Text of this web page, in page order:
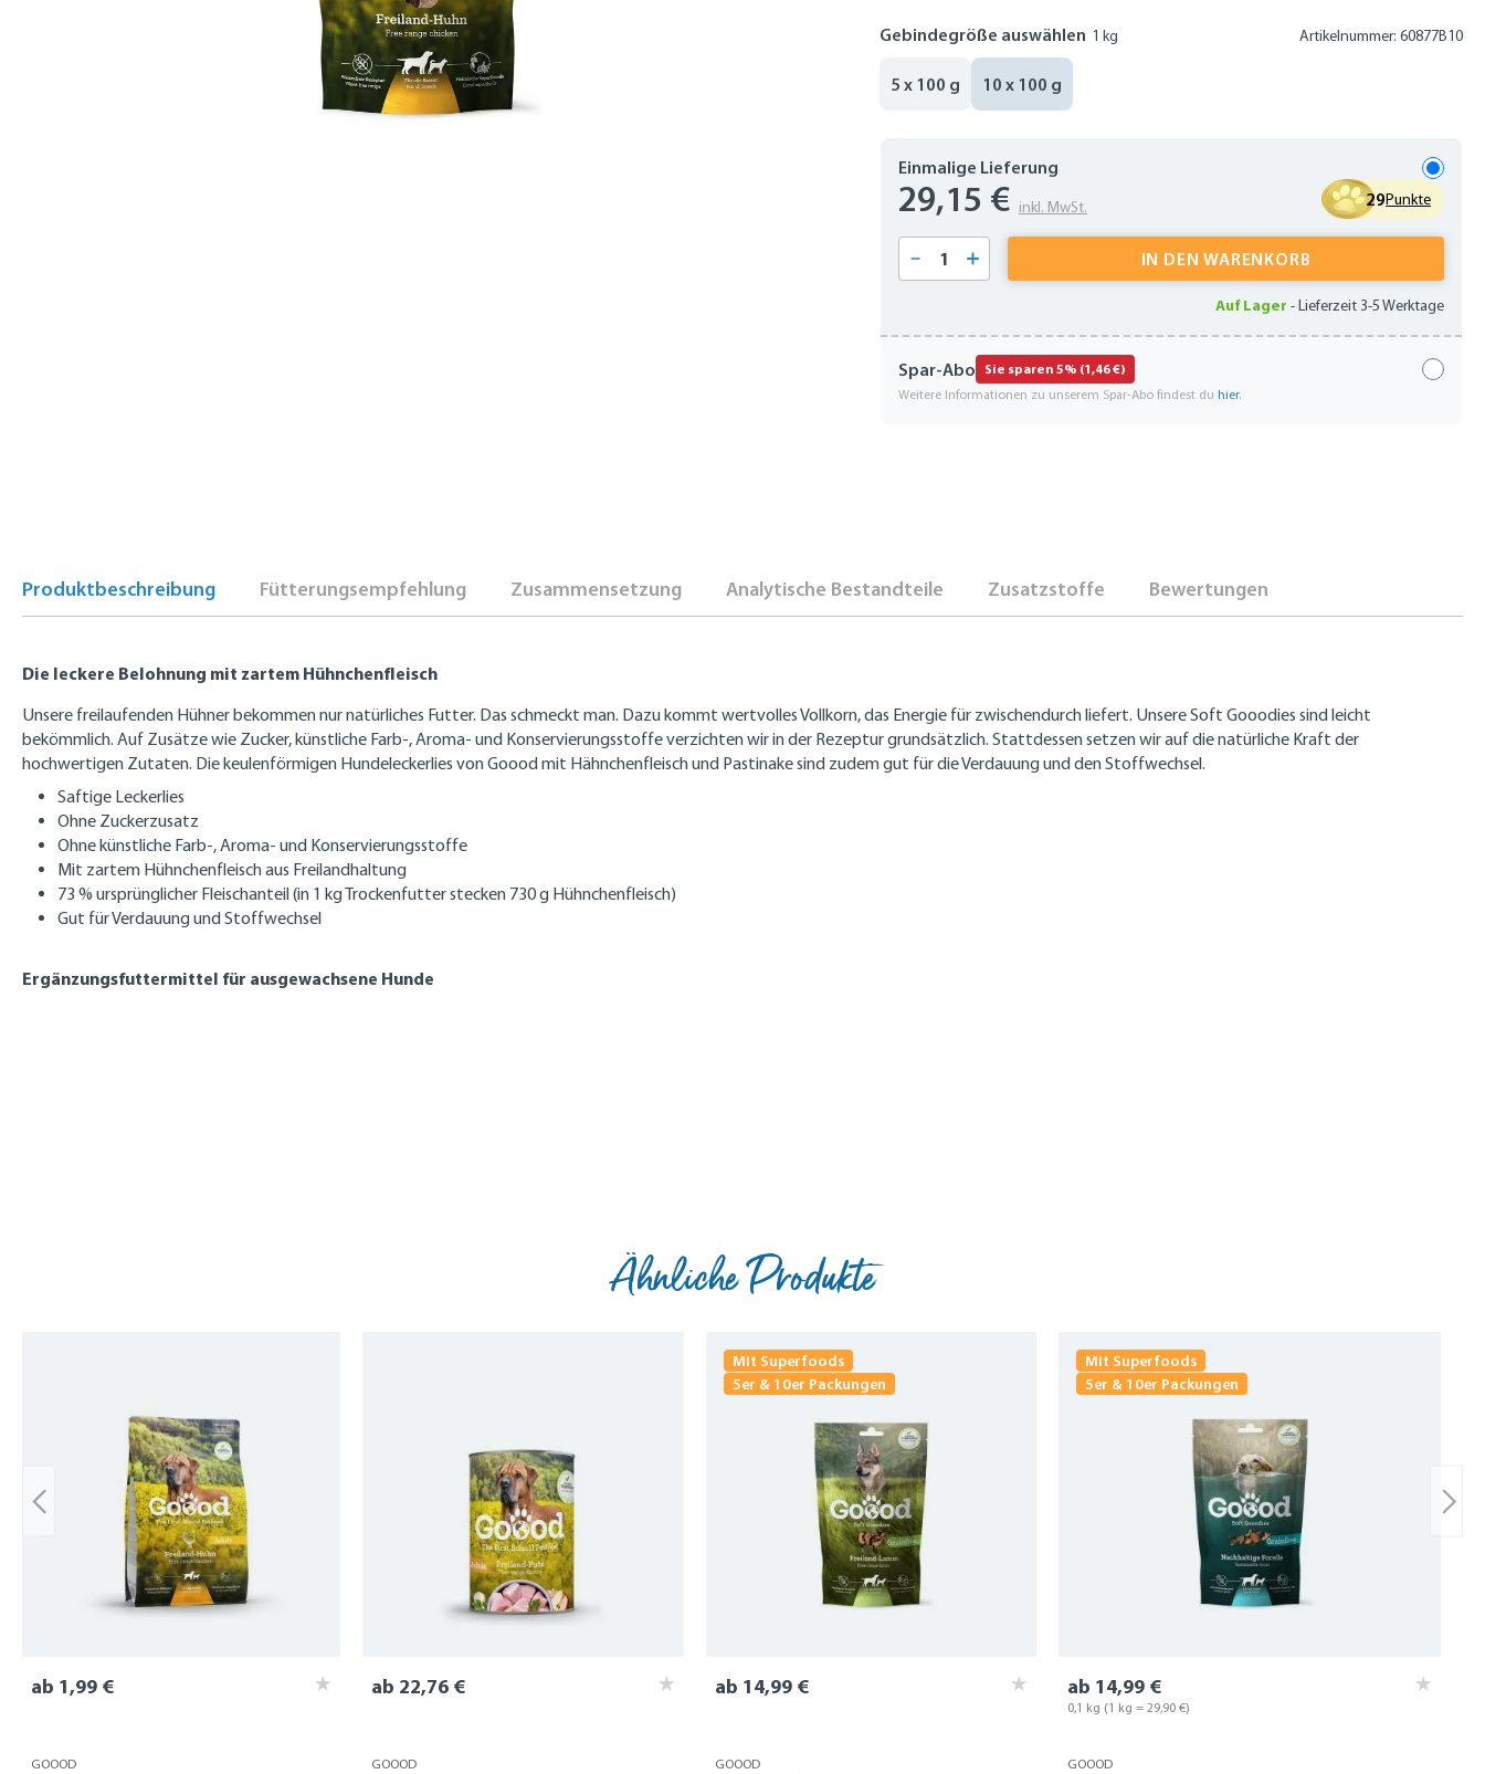
Gebindegröße auswählen 1 kg Artikelnummer: 60877B10
5 x 100 g 10 x 100 g
Einmalige Lieferung
29,15 € inkl. MwSt. 29Punkte
Produkt Anzahl: Gib den gewünschten Wert ein
IN DEN WARENKORB
Auf Lager -Lieferzeit 3-5 Werktage
Spar-Abo Sie sparen 5% (1,46 €)
Weitere Informationen zu unserem Spar-Abo findest duhier.
Produktbeschreibung Fütterungsempfehlung Zusammensetzung Analytische Bestandteile Zusatzstoffe Bewertungen
Die leckere Belohnung mit zartem Hühnchenfleisch
Unsere freilaufenden Hühner bekommen nur natürliches Futter. Das schmeckt man. Dazu kommt wertvolles Vollkorn, das Energie für zwischendurch liefert. Unsere Soft Gooodies sind leicht
bekömmlich. Auf Zusätze wie Zucker, künstliche Farb-, Aroma- und Konservierungsstoffe verzichten wir in der Rezeptur grundsätzlich. Stattdessen setzen wir auf die natürliche Kraft der
hochwertigen Zutaten. Die keulenförmigen Hundeleckerlies von Goood mit Hähnchenfleisch und Pastinake sind zudem gut für die Verdauung und den Stoffwechsel.
Saftige Leckerlies
Ohne Zuckerzusatz
Ohne künstliche Farb-, Aroma- und Konservierungsstoffe
Mit zartem Hühnchenfleisch aus Freilandhaltung
73 % ursprünglicher Fleischanteil (in 1 kg Trockenfutter stecken 730 g Hühnchenfleisch)
Gut für Verdauung und Stoffwechsel
Ergänzungsfuttermittel für ausgewachsene Hunde
Ähnliche Produkte
GOOOD
ab 1,99 €
GOOOD
ab 22,76 €
Mit Superfoods
5er & 10er Packungen
GOOOD
ab 14,99 €
Mit Superfoods
5er & 10er Packungen
GOOOD
ab 14,99 €
0,1 kg (1 kg = 29,90 €)